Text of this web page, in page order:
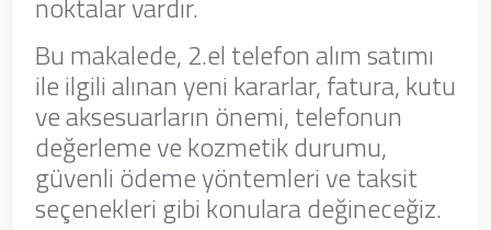
noktalar vardır.
Bu makalede, 2.el telefon alım satımı
ile ilgili alınan yeni kararlar, fatura, kutu
ve aksesuarların önemi, telefonun
değerleme ve kozmetik durumu,
güvenli ödeme yöntemleri ve taksit
seçenekleri gibi konulara değineceğiz.